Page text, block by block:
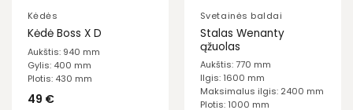
Kėdės
Kėdė Boss X D
Aukštis: 940 mm
Gylis: 400 mm
Plotis: 430 mm
49 €
Svetainės baldai
Stalas Wenanty
ąžuolas
Aukštis: 770 mm
Ilgis: 1600 mm
Maksimalus ilgis: 2400 mm
Plotis: 1000 mm